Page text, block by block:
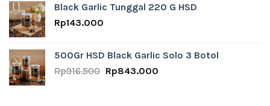
Rp305.500.Rp281.000.
Black Garlic Tunggal 220 G HSD
Rp143.000
500Gr HSD Black Garlic Solo 3 Botol
Rp916.500 Original
Rp843.000Current